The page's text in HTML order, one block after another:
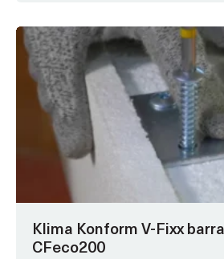
Klima Konform V-Fixx
CFeco200
Questo
prodotto
ha
opzioni
che
possono
essere
scelte
pagina
del
prodotto